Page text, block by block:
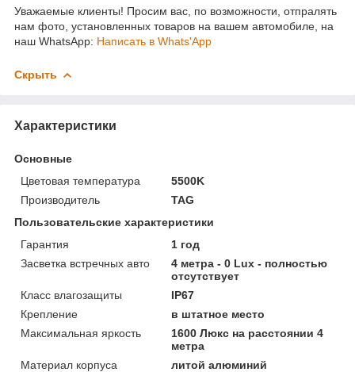
Уважаемые клиенты! Просим вас, по возможности, отпралять
нам фото, установленных товаров на вашем автомобиле, на
наш WhatsApp: Написать в Whats'App
Скрыть
Характеристики
Основные
Цветовая температура
5500K
Производитель
TAG
Пользовательские характеристики
Гарантия
1 год
Засветка встречных авто
4 метра - 0 Lux - полностью
отсутствует
Класс влагозащиты
IP67
Крепление
в штатное место
Максимальная яркость
1600 Люкс на расстоянии 4
метра
Материал корпуса
литой алюминий